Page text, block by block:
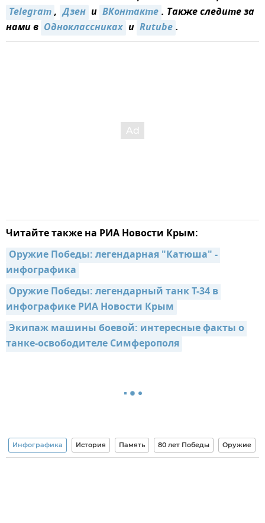
Telegram, Дзен и ВКонтакте. Также следите за
нами в Одноклассниках и Rutube.
Читайте также на РИА Новости Крым:
Оружие Победы: легендарная "Катюша" -
инфографика
Оружие Победы: легендарный танк Т-34 в
инфографике РИА Новости Крым
Экипаж машины боевой: интересные факты о
танке-освободителе Симферополя
Инфографика История Память 80 лет Победы Оружие